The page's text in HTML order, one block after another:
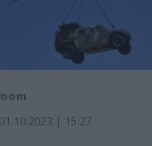
01.10.2023 | 15:27